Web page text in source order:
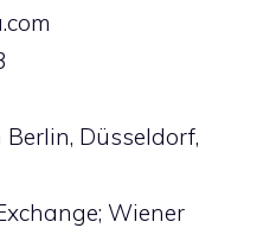
Berlin, Düsseldorf,
Wiener